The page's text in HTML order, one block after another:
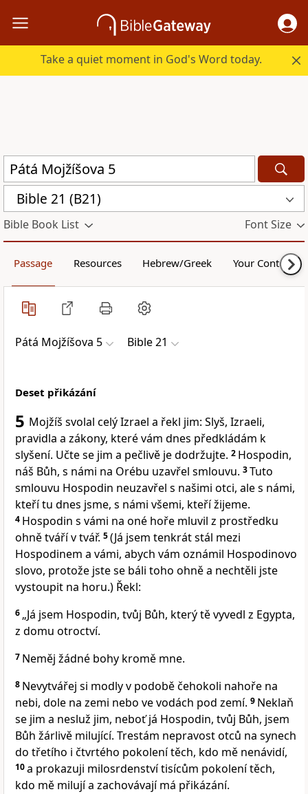
Take a quiet moment in God's Word today.
Bible 21 (B21)
Bible Book List Font Size
Passage Resources Hebrew/Greek Your Content
Pátá Mojžíšova 5 Bible 21
Deset přikázání
5 Mojžíš svolal celý Izrael a řekl jim: Slyš, Izraeli,
pravidla a zákony, které vám dnes předkládám k
slyšení. Učte se jim a pečlivě je dodržujte. 2 Hospodin,
náš Bůh, s námi na Orébu uzavřel smlouvu. 3Tuto
smlouvu Hospodin neuzavřel s našimi otci, ale s námi,
kteří tu dnes jsme, s námi všemi, kteří žijeme.
4 Hospodin s vámi na oné hoře mluvil z prostředku
ohně tváří v tvář. 5(Já jsem tenkrát stál mezi
Hospodinem a vámi, abych vám oznámil Hospodinovo
slovo, protože jste se báli toho ohně a nechtěli jste
vystoupit na horu.) Řekl:
6 „Já jsem Hospodin, tvůj Bůh, který tě vyvedl z Egypta,
z domu otroctví.
7 Neměj žádné bohy kromě mne.
8 Nevytvářej si modly v podobě čehokoli nahoře na
nebi, dole na zemi nebo ve vodách pod zemí. 9 Neklaň
se jim a nesluž jim, neboť já Hospodin, tvůj Bůh, jsem
Bůh žárlivě milující. Trestám nepravost otců na synech
do třetího i čtvrtého pokolení těch, kdo mě nenávidí,
10a prokazuji milosrdenství tisícům pokolení těch,
kdo mě milují a zachovávají má přikázání.